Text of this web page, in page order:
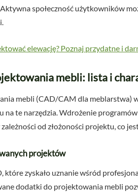
społeczność użytkowników
elewację? Poznaj przydatne i
mebli: lista i
mebli (CAD/CAM dla meblarstwa)
na te narzędzia. Wdrożenie
od złożoności projektu, co
projektów
które zyskało uznanie wśród
dodatki do projektowania mebli